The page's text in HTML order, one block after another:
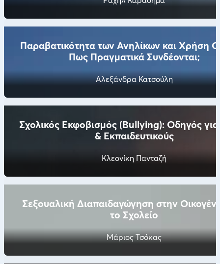
Παραβατικότητα των Ανηλίκων και Χρήση
Πως Πραγματικά Συνδέονται;
Αλεξάνδρα Κατσούλη
Σχολικός Εκφοβισμός (Bullying): Οδηγός για
& Εκπαιδευτικούς
Κλεονίκη Πανταζή
Σεξουαλική Διαπαιδαγώγηση στην
το Σχολείο
Μάριος Τσόκας